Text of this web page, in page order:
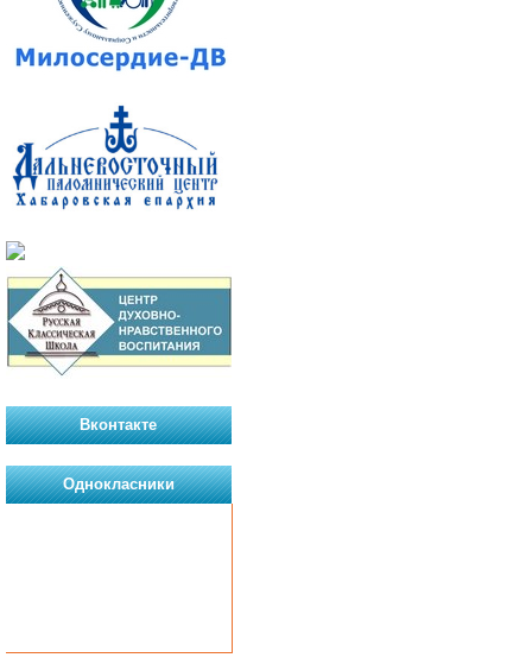
Вконтакте
Однокласники